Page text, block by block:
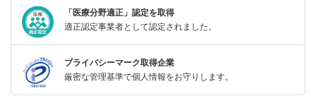
「医療分野適正」認定を取得
適正認定事業者として認定されました。
プライバシーマーク取得企業
厳密な管理基準で個人情報をお守りします。